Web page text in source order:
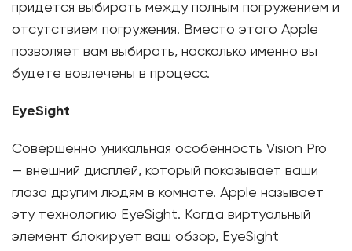
придется выбирать между полным погружением и
отсутствием погружения. Вместо этого Apple
позволяет вам выбирать, насколько именно вы
будете вовлечены в процесс.
EyeSight
Совершенно уникальная особенность Vision Pro
— внешний дисплей, который показывает ваши
глаза другим людям в комнате. Apple называет
эту технологию EyeSight. Когда виртуальный
элемент блокирует ваш обзор, EyeSight